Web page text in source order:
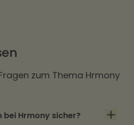
zum Thema Hrmony
bei Hrmony sicher?